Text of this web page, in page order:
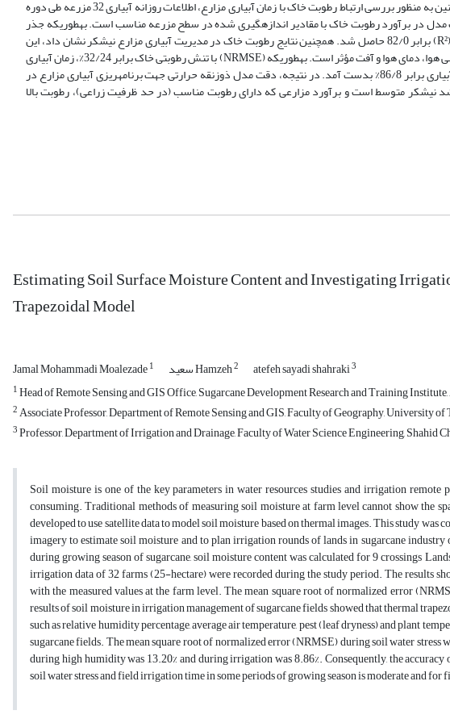
شد و با استفاده از تعداد 180 نقطه کنترل زمینی مورد ارزیابی قرار گرفت، همچنین به منظور بررسی ارتباط رطوبت خاک با زمان آبیاری مزارع، اطلاعات روزانه آبیاری 32 مزرعه طی دوره
در برآورد رطوبت خاک با مقادیر اندازه‏گیری شده در سطح مزرعه مناسب است. به‏طوری‏که جذر
میانگین مربعات خطا نرمال شده (NRMSE) برابر 9/12 درصد و ضریب تبیین (R²) برابر 82/0 حاصل شد. همچنین نتایج رطوبت خاک در مدیریت آبیاری مزارع نیشکر نشان داد، این
مدل به‏دلیل استفاده از باند حرارتی به عوامل محیطی از جمله درصد رطوبت نسبی هوا، دمای هوا و آفت مؤثر است. به‏طوری‏که (NRMSE) با تنش رطوبتی خاک برابر 32/24‏%، زمان آبیاری
برابر 20/22‏%، رطوبت متوسط برابر 7/11‏%، رطوبت بالا برابر 20/13‏% و در حال آبیاری برابر 86/8‏% بدست آمد. در نتیجه، دقت مدل ذوزنقه حرارتی جهت برنامه‏ریزی آبیاری مزارع در
متوسط است و برآورد مزارعی که دارای رطوبت مناسب (در حد ظرفیت زراعی)، رطوبت بالا
Estimating Soil Surface Moisture Content and Investigating
Trapezoidal Model
Jamal Mohammadi Moalezade1 سعید Hamzeh2 atefeh sayadi shahraki3
1Head of Remote Sensing and GIS Office, Sugarcane Development Research and Training
2Associate Professor, Department of Remote Sensing and GIS, Faculty of Geography, University of
3Professor, Department of Irrigation and Drainage, Faculty of Water Science Engineering, Shahid
Soil moisture is one of the key parameters in water resources studies and irrigation
consuming. Traditional methods of measuring soil moisture at farm level cannot show the
developed to use satellite data to model soil moisture based on thermal images. This study
imagery to estimate soil moisture and to plan irrigation rounds of lands in sugarcane
during growing season of sugarcane, soil moisture content was calculated for 9 crossings
irrigation data of 32 farms (25-hectare) were recorded during the study period. The results
with the measured values at the farm level. The mean square root of normalized error
results of soil moisture in irrigation management of sugarcane fields showed that thermal
such as relative humidity percentage, average air temperature, pest (leaf dryness) and plant
sugarcane fields. The mean square root of normalized error (NRMSE) during soil water stress
during high humidity was 13.20% and during irrigation was 8.86%. Consequently, the
soil water stress and field irrigation time in some periods of growing season is moderate and